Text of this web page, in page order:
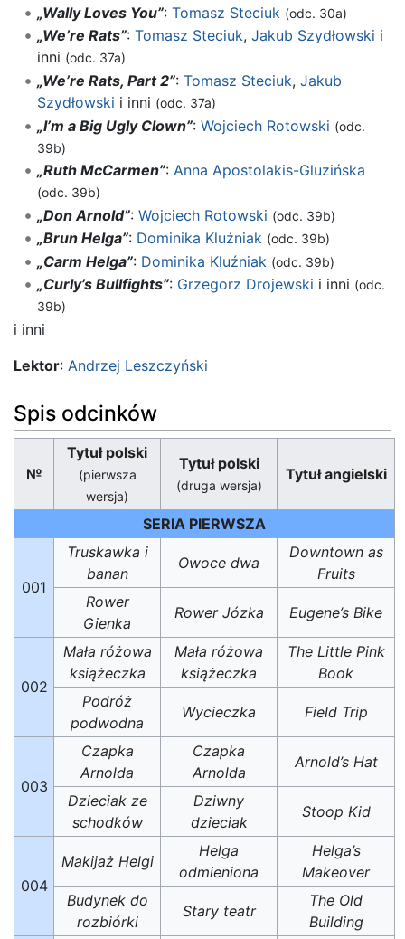
„Wally Loves You”: Tomasz Steciuk (odc. 30a)
„We’re Rats”: Tomasz Steciuk, Jakub Szydłowski i
inni (odc. 37a)
„We’re Rats, Part 2”: Tomasz Steciuk, Jakub
Szydłowski i inni (odc. 37a)
„I’m a Big Ugly Clown”: Wojciech Rotowski (odc.
39b)
„Ruth McCarmen”: Anna Apostolakis-Gluzińska
(odc. 39b)
„Don Arnold”: Wojciech Rotowski (odc. 39b)
„Brun Helga”: Dominika Kluźniak (odc. 39b)
„Carm Helga”: Dominika Kluźniak (odc. 39b)
„Curly’s Bullfights”: Grzegorz Drojewski i inni (odc.
39b)
i inni
Lektor: Andrzej Leszczyński
Spis odcinków
№
Tytuł polski
(pierwsza
wersja)
Tytuł polski
(druga wersja)
Tytuł angielski
SERIA PIERWSZA
001
Truskawka i
banan
Owoce dwa
Downtown as
Fruits
Rower
Gienka
Rower Józka Eugene’s Bike
002
Mała różowa
książeczka
Mała różowa
książeczka
The Little Pink
Book
Podróż
podwodna
Wycieczka Field Trip
003
Czapka
Arnolda
Czapka
Arnolda
Arnold’s Hat
Dzieciak ze
schodków
Dziwny
dzieciak
Stoop Kid
004
Makijaż Helgi
Helga
odmieniona
Helga’s
Makeover
Budynek do
rozbiórki
Stary teatr
The Old
Building